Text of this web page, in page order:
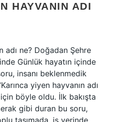
HAYVANIN ADI
adı ne? Doğadan Şehre
Günlük hayatın içinde
insanı beklenmedik
yiyen hayvanın adı
böyle oldu. İlk bakışta
gibi duran bu soru,
taşımada, iş yerinde,